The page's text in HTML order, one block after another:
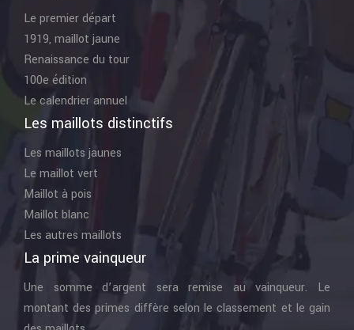
Le premier départ
1919, maillot jaune
Renaissance du tour
100e édition
Le calendrier annuel
Les maillots distinctifs
Les maillots jaunes
Le maillot vert
Maillot à pois
Maillot blanc
Les autres maillots
La prime vainqueur
Une somme d’argent sera remise au vainqueur. Le
montant des primes diffère selon le classement et le gain